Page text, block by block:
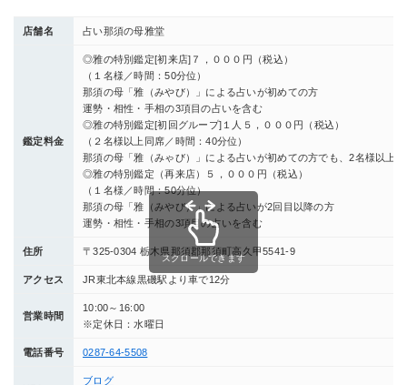
店舗名 占い那須の母雅堂
鑑定料金
◎雅の特別鑑定[初来店]７，０００円（税込）
（１名様／時間：50分位）
那須の母「雅（みやび）」による占いが初めての方
運勢・相性・手相の3項目の占いを含む
◎雅の特別鑑定[初回グループ]１人５，０００円（税込）
（２名様以上同席／時間：40分位）
那須の母「雅（みゃび）」による占いが初めての方でも、2名様以上
◎雅の特別鑑定（再来店）５，０００円（税込）
（１名様／時間：50分位）
那須の母「雅（みやび）」による占いが2回目以降の方
運勢・相性・手相の3項目の占いを含む
住所 〒325-0304 栃木県那須郡那須町高久甲5541-9
アクセス JR東北本線黒磯駅より車で12分
営業時間
10:00～16:00
※定休日：水曜日
電話番号 0287-64-5508
ブログ
スクロールできます